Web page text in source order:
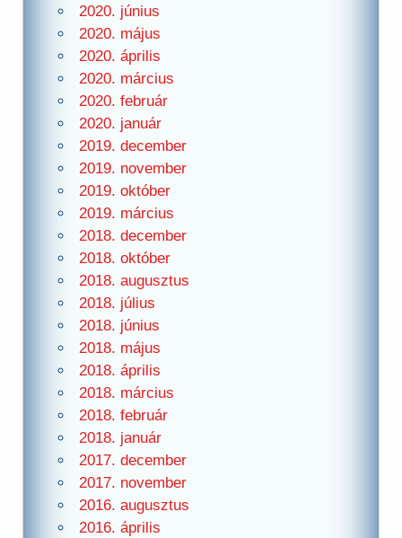
2020. június
2020. május
2020. április
2020. március
2020. február
2020. január
2019. december
2019. november
2019. október
2019. március
2018. december
2018. október
2018. augusztus
2018. július
2018. június
2018. május
2018. április
2018. március
2018. február
2018. január
2017. december
2017. november
2016. augusztus
2016. április